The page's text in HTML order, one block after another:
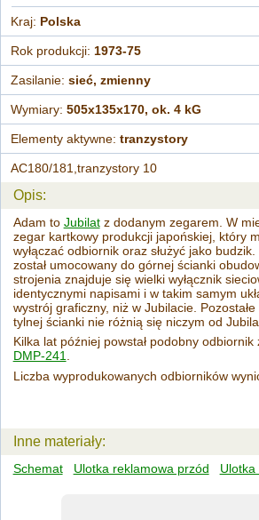
Kraj: Polska
Rok produkcji: 1973-75
Zasilanie:sieć, zmienny
Wymiary:505x135x170, ok. 4 kG
Elementy aktywne:tranzystory
AC180/181,tranzystory 10
Opis:
Adam to Jubilatz dodanym zegarem. W
zegar kartkowy produkcji japońskiej, który
wyłączać odbiornik oraz służyć jako
został umocowany do górnej ścianki
strojenia znajduje się wielki wyłącznik
identycznymi napisami i w takim samym
wystrój graficzny, niż w Jubilacie.
tylnej ścianki nie różnią się niczym od
Kilka lat później powstał podobny odbiornik
DMP-241
Liczba wyprodukowanych odbiorników
Inne materiały:
Schemat Ulotka reklamowa przód Ulotka